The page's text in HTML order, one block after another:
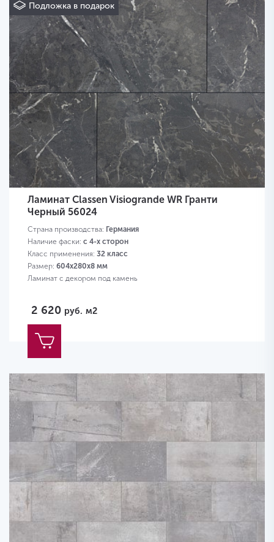
Подложка в подарок
Ламинат Classen Visiogrande WR Гранти
Черный 56024
Страна производства: Германия
Наличие фаски: с 4-х сторон
Класс применения: 32 класс
Размер: 604х280х8 мм
Ламинат с декором под камень
2 620 руб. м2